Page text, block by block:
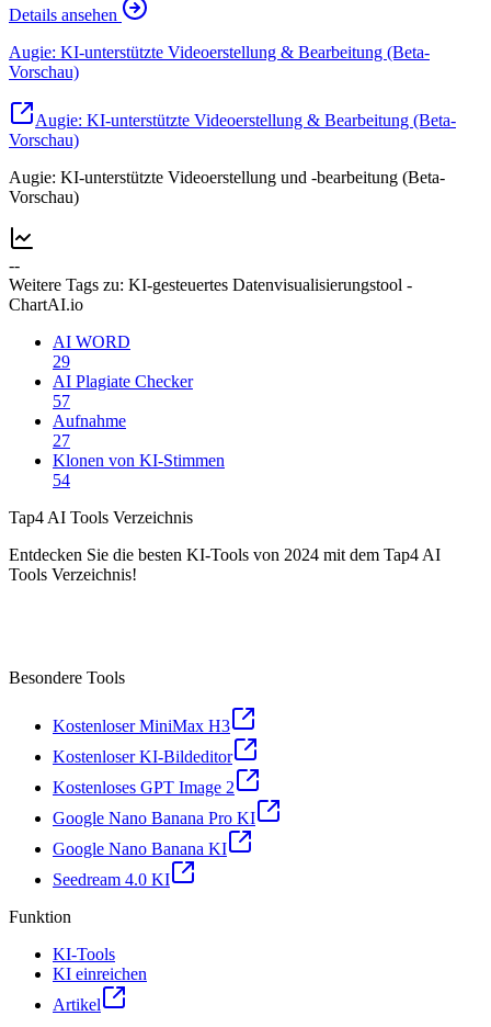
Details ansehen
Augie: KI-unterstützte Videoerstellung & Bearbeitung (Beta-
Vorschau)
Augie: KI-unterstützte Videoerstellung & Bearbeitung (Beta-
Vorschau)
Augie: KI-unterstützte Videoerstellung und -bearbeitung (Beta-
Vorschau)
--
Weitere Tags zu: KI-gesteuertes Datenvisualisierungstool -
ChartAI.io
AI WORD
29
AI Plagiate Checker
57
Aufnahme
27
Klonen von KI-Stimmen
54
Tap4 AI Tools Verzeichnis
Entdecken Sie die besten KI-Tools von 2024 mit dem Tap4 AI
Tools Verzeichnis!
Besondere Tools
Kostenloser MiniMax H3
Kostenloser KI-Bildeditor
Kostenloses GPT Image 2
Google Nano Banana Pro KI
Google Nano Banana KI
Seedream 4.0 KI
Funktion
KI-Tools
KI einreichen
Artikel